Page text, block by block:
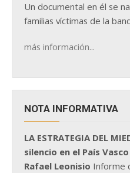
Un documental en él se
familias víctimas de la
más información...
NOTA INFORMATIVA
LA ESTRATEGIA DEL
silencio en el País
Rafael Leonisio Informe